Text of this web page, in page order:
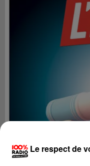
Le respect de